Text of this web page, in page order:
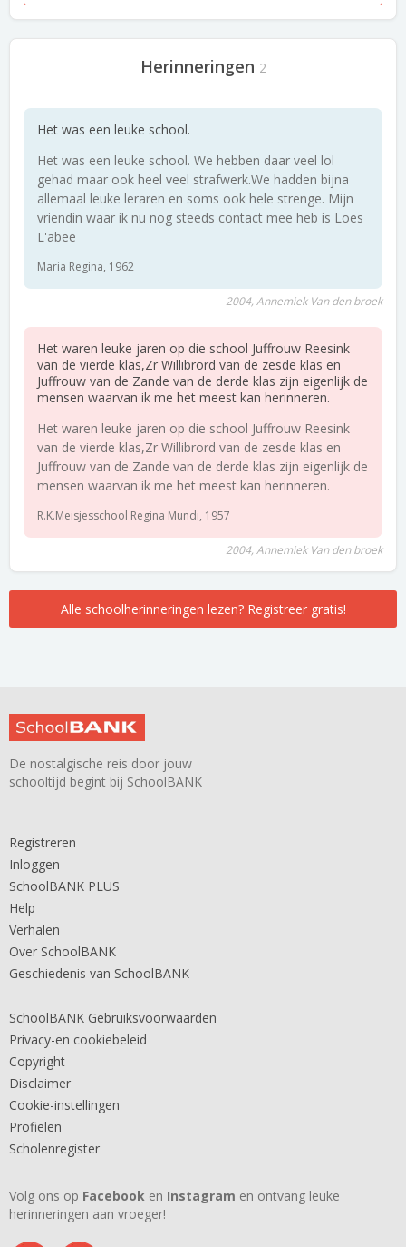
Herinneringen 2
Het was een leuke school.
Het was een leuke school. We hebben daar veel lol
gehad maar ook heel veel strafwerk.We hadden bijna
allemaal leuke leraren en soms ook hele strenge. Mijn
vriendin waar ik nu nog steeds contact mee heb is Loes
L'abee
Maria Regina, 1962
2004, Annemiek Van den broek
Het waren leuke jaren op die school Juffrouw Reesink
van de vierde klas,Zr Willibrord van de zesde klas en
Juffrouw van de Zande van de derde klas zijn eigenlijk de
mensen waarvan ik me het meest kan herinneren.
Het waren leuke jaren op die school Juffrouw Reesink
van de vierde klas,Zr Willibrord van de zesde klas en
Juffrouw van de Zande van de derde klas zijn eigenlijk de
mensen waarvan ik me het meest kan herinneren.
R.K.Meisjesschool Regina Mundi, 1957
2004, Annemiek Van den broek
Alle schoolherinneringen lezen? Registreer gratis!
De nostalgische reis door jouw
schooltijd begint bij SchoolBANK
Registreren
Inloggen
SchoolBANK PLUS
Help
Verhalen
Over SchoolBANK
Geschiedenis van SchoolBANK
SchoolBANK Gebruiksvoorwaarden
Privacy-en cookiebeleid
Copyright
Disclaimer
Cookie-instellingen
Profielen
Scholenregister
Volg ons op Facebook en Instagram en ontvang leuke
herinneringen aan vroeger!